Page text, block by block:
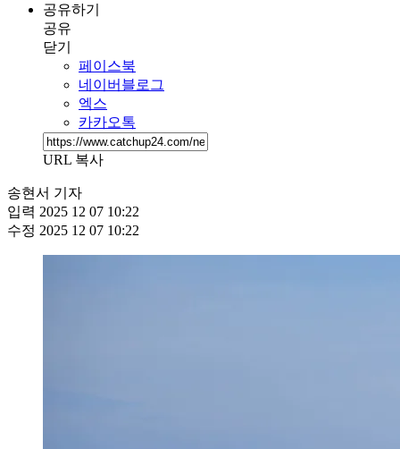
공유하기
공유
닫기
페이스북
네이버블로그
엑스
카카오톡
URL 복사
송현서 기자
입력 2025 12 07 10:22
수정 2025 12 07 10:22